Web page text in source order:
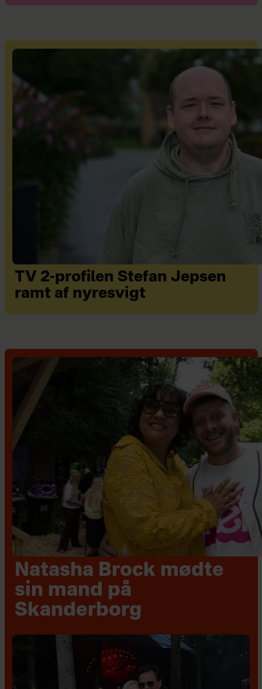
TV 2-profilen Stefan Jepsen
ramt af nyresvigt
Natasha Brock mødte
sin mand på
Skanderborg